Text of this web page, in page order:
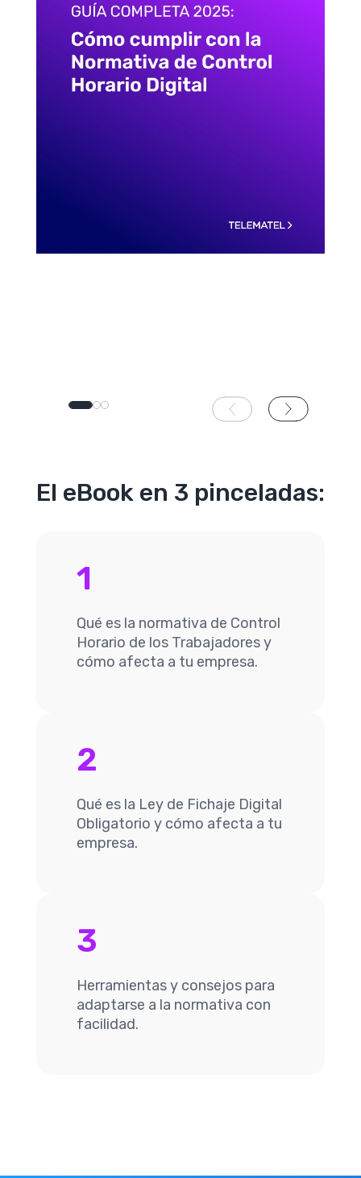
El eBook en 3 pinceladas:
1
Qué es la normativa de Control
Horario de los Trabajadores y
cómo afecta a tu empresa.
2
Qué es la Ley de Fichaje Digital
Obligatorio y cómo afecta a tu
empresa.
3
Herramientas y consejos para
adaptarse a la normativa con
facilidad.